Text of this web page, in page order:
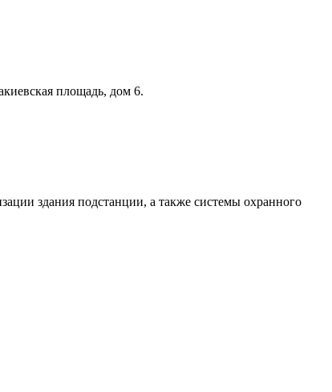
площадь, дом 6.
здания подстанции, а также системы охранного